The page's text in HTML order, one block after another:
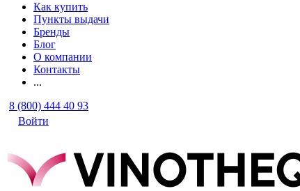
Как купить
Пункты выдачи
Бренды
Блог
О компании
Контакты
...
8 (800) 444 40 93
Войти